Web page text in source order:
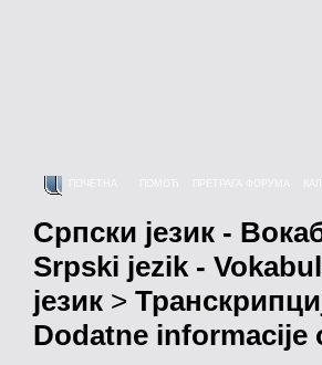
Српски језик -
Srpski jezik -
језик >
Dodatne informacije